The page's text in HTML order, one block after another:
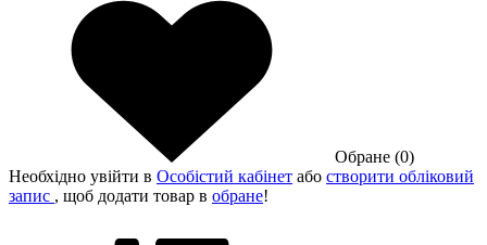
Обране (0)
Необхідно увійти в Особістий кабінет або створити обліковий
запис , щоб додати товар в обране!